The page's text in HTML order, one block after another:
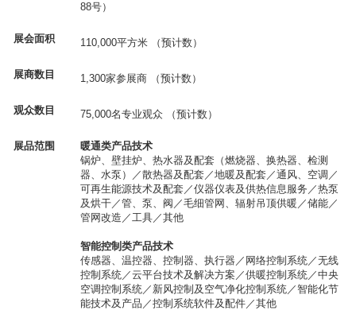
88号）
展会面积 110,000平方米 （预计数）
展商数目 1,300家参展商 （预计数）
观众数目 75,000名专业观众 （预计数）
展品范围
暖通类产品技术
锅炉、壁挂炉、热水器及配套（燃烧器、换热器、检测
器、水泵）／散热器及配套／地暖及配套／通风、空调／
可再生能源技术及配套／仪器仪表及供热信息服务／热泵
及烘干／管、泵、阀／毛细管网、辐射吊顶供暖／储能／
管网改造 ／工具／其他
智能控制类产品技术
传感器、温控器、控制器、执行器／网络控制系统／无线
控制系统／云平台技术及解决方案／供暖控制系统／中央
空调控制系统／新风控制及空气净化控制系统／智能化节
能技术及产品／控制系统软件及配件／其他